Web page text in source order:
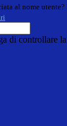
al nome
di controllare